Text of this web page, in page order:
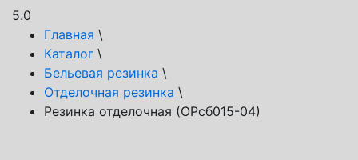
5.0
Главная \
Каталог \
Бельевая резинка \
Отделочная резинка \
Резинка отделочная (ОРсб015-04)